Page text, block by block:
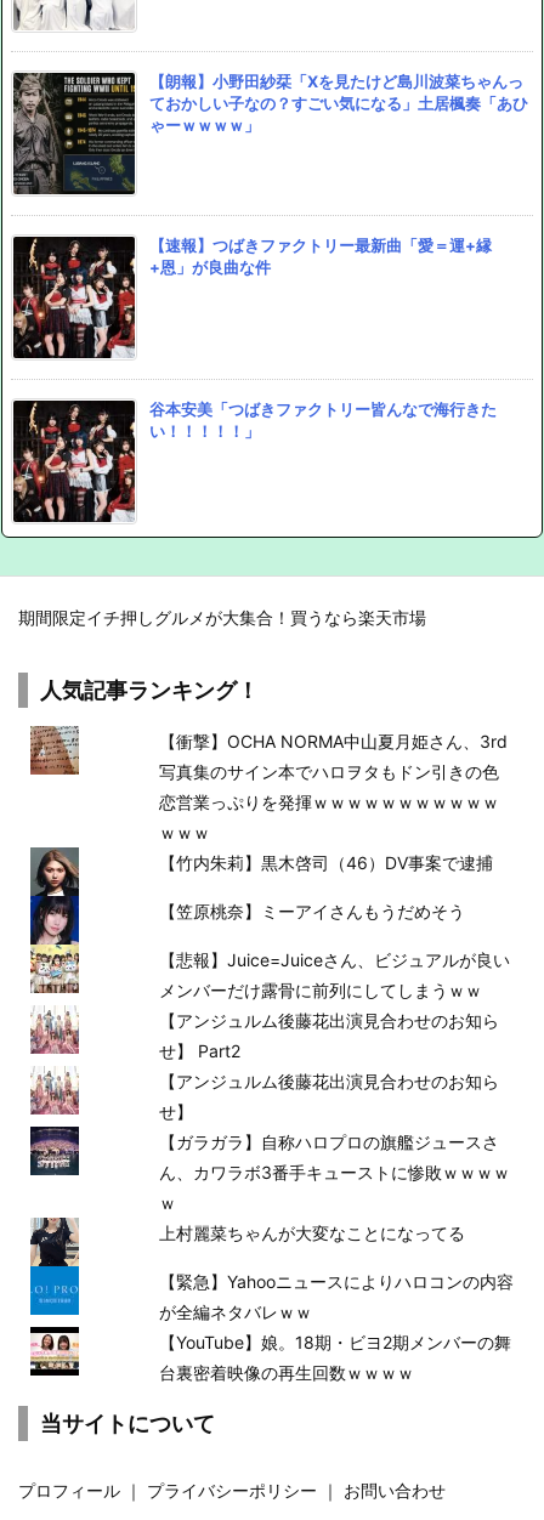
【朗報】小野田紗栞「Xを見たけど島川波菜ちゃんっ
ておかしい子なの？すごい気になる」土居楓奏「あひ
ゃーｗｗｗｗ」
【速報】つばきファクトリー最新曲「愛＝運+縁
+恩」が良曲な件
谷本安美「つばきファクトリー皆んなで海行きた
い！！！！！」
期間限定イチ押しグルメが大集合！買うなら楽天市場
人気記事ランキング！
【衝撃】OCHA NORMA中山夏月姫さん、3rd
写真集のサイン本でハロヲタもドン引きの色
恋営業っぷりを発揮ｗｗｗｗｗｗｗｗｗｗｗ
ｗｗｗ
【竹内朱莉】黒木啓司（46）DV事案で逮捕
【笠原桃奈】ミーアイさんもうだめそう
【悲報】Juice=Juiceさん、ビジュアルが良い
メンバーだけ露骨に前列にしてしまうｗｗ
【アンジュルム後藤花出演見合わせのお知ら
せ】 Part2
【アンジュルム後藤花出演見合わせのお知ら
せ】
【ガラガラ】自称ハロプロの旗艦ジュースさ
ん、カワラボ3番手キューストに惨敗ｗｗｗｗ
ｗ
上村麗菜ちゃんが大変なことになってる
【緊急】Yahooニュースによりハロコンの内容
が全編ネタバレｗｗ
【YouTube】娘。18期・ビヨ2期メンバーの舞
台裏密着映像の再生回数ｗｗｗｗ
当サイトについて
プロフィール ｜ プライバシーポリシー ｜ お問い合わせ